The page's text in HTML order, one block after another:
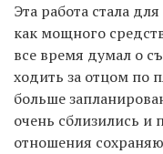
Эта работа стала
как мощного
все время думал о
ходить за отцом по
больше
очень сблизились и
отношения